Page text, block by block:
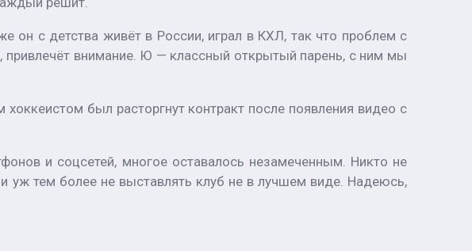
с детства живёт в России, играл в КХЛ, так что проблем с
привлечёт внимание. Ю — классный открытый парень, с ним мы
был расторгнут контракт после появления видео с
и соцсетей, многое оставалось незамеченным. Никто не
уж тем более не выставлять клуб не в лучшем виде. Надеюсь,